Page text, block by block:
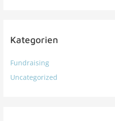
Kategorien
Fundraising
Uncategorized